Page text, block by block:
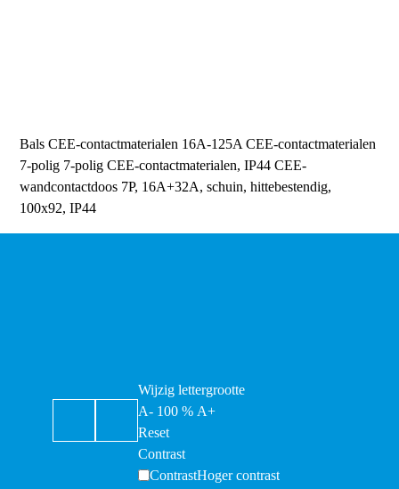
Bals CEE-contactmaterialen 16A-125A CEE-contactmaterialen
7-polig 7-polig CEE-contactmaterialen, IP44 CEE-
wandcontactdoos 7P, 16A+32A, schuin, hittebestendig,
100x92, IP44
Wijzig lettergrootte
A- 100% A+
Reset
Contrast
ContrastHoger contrast